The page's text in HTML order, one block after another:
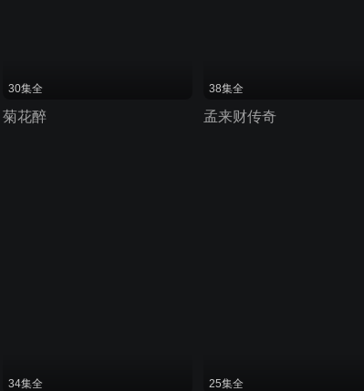
30集全
菊花醉
38集全
孟来财传奇
34集全 25集全